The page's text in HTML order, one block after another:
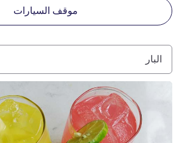
موقف السيارات
البار
راجع التفاصيل